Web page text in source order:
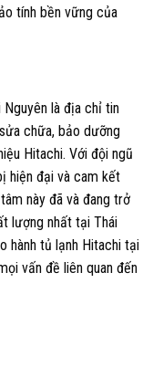
tính bền vững của
là địa chỉ tin
chữa, bảo dưỡng
Hitachi. Với đội ngũ
hiện đại và cam kết
này đã và đang trở
lượng nhất tại Thái
hành tủ lạnh Hitachi tại
vấn đề liên quan đến